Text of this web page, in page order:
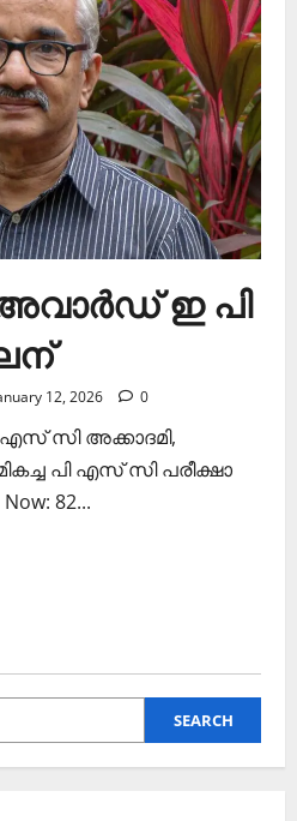
ഇ പി
12, 2026 0
സി അക്കാദമി,
പി എസ് സി പരീക്ഷാ
82...
SEARCH